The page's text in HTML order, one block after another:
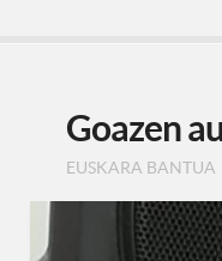
Goazen
EUSKARA BANTUA